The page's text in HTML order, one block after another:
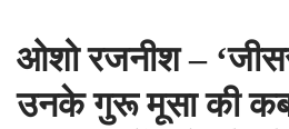
ओशो रजनीश –
उनके गुरू मूसा की